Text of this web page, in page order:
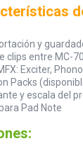
y
clips entre MC-
Exciter,
Packs
y escala del
Pad Note